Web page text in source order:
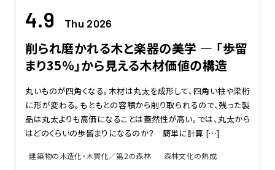
4.9 Thu 2026
削られ磨かれる木と楽器の美学 ― 「歩留
まり35％」から見える木材価値の構造
丸いものが四角くなる。木材は丸太を成形して、四角い柱や梁桁
に形が変わる。もともとの容積から削り取られるので、残った製
品は丸太よりも高価になることは蓋然性が高い。では、丸太から
はどのくらいの歩留まりになるのか？ 簡単に計算 […]
建築物の木造化・木質化／第2の森林 森林文化の熟成